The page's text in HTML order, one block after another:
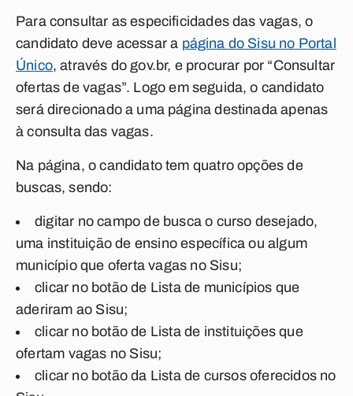
Para consultar as especificidades das vagas, o
candidato deve acessar a página do Sisu no Portal
Único, através do gov.br, e procurar por “Consultar
ofertas de vagas”. Logo em seguida, o candidato
será direcionado a uma página destinada apenas
à consulta das vagas.
Na página, o candidato tem quatro opções de
buscas, sendo:
digitar no campo de busca o curso desejado,
uma instituição de ensino específica ou algum
município que oferta vagas no Sisu;
clicar no botão de Lista de municípios que
aderiram ao Sisu;
clicar no botão de Lista de instituições que
ofertam vagas no Sisu;
clicar no botão da Lista de cursos oferecidos no